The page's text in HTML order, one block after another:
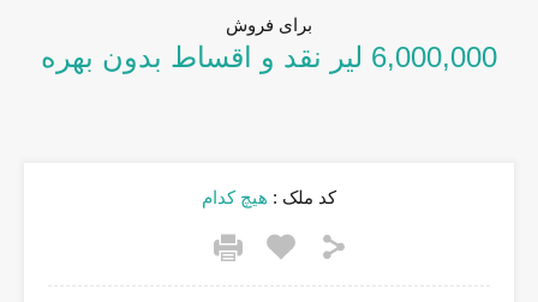
برای فروش
6,000,000 لیر نقد و اقساط بدون بهره
کد ملک : هیچ کدام